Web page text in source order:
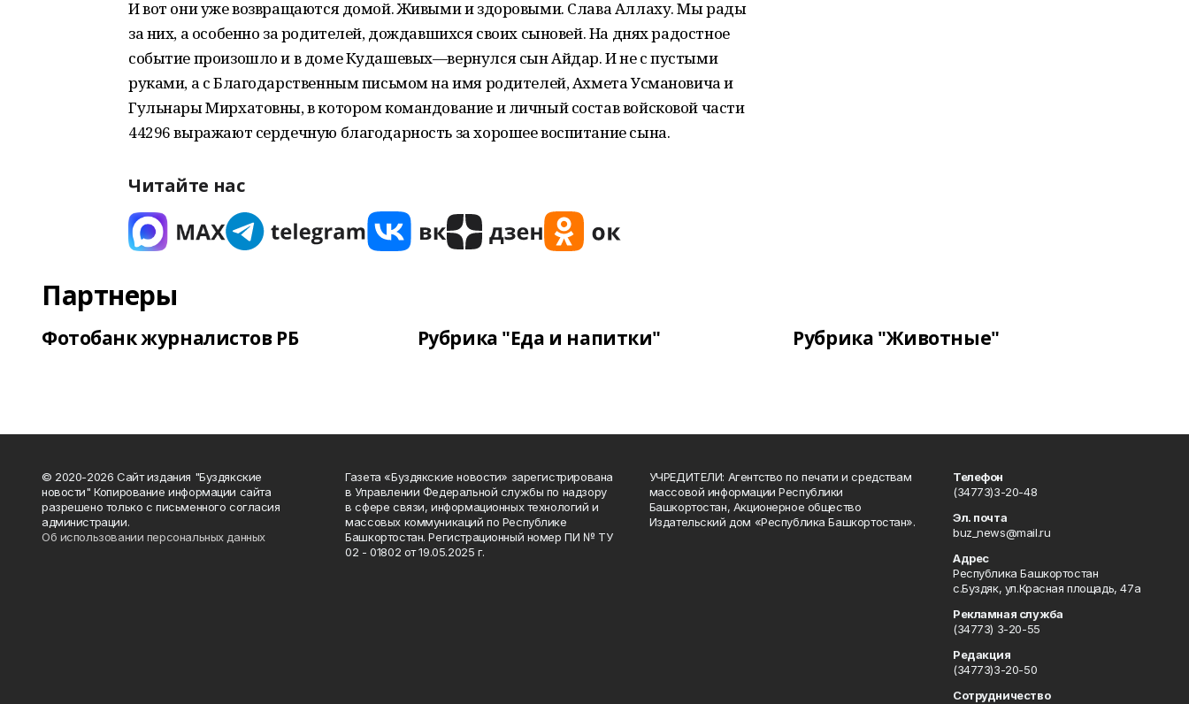
И вот они уже возвращаются домой. Живыми и здоровыми. Слава Аллаху. Мы рады
за них, а особенно за родителей, дождавшихся своих сыновей. На днях радостное
событие произошло и в доме Кудашевых—вернулся сын Айдар. И не с пустыми
руками, а с Благодарственным письмом на имя родителей, Ахмета Усмановича и
Гульнары Мирхатовны, в котором командование и личный состав войсковой части
44296 выражают сердечную благодарность за хорошее воспитание сына.
Читайте нас
Партнеры
Фотобанк журналистов РБ Рубрика "Еда и напитки" Рубрика "Животные"
© 2020-2026 Сайт издания "Буздякские
новости" Копирование информации сайта
разрешено только с письменного согласия
администрации.
Об использовании персональных данных
Газета «Буздякские новости» зарегистрирована
в Управлении Федеральной службы по надзору
в сфере связи, информационных технологий и
массовых коммуникаций по Республике
Башкортостан. Регистрационный номер ПИ № ТУ
02 - 01802 от 19.05.2025 г.
УЧРЕДИТЕЛИ: Агентство по печати и средствам
массовой информации Республики
Башкортостан, Акционерное общество
Издательский дом «Республика Башкортостан».
Телефон
(34773)3-20-48
Эл. почта
buz_news@mail.ru
Адрес
Республика Башкортостан
с.Буздяк, ул.Красная площадь, 47а
Рекламная служба
(34773) 3-20-55
Редакция
(34773)3-20-50
Сотрудничество